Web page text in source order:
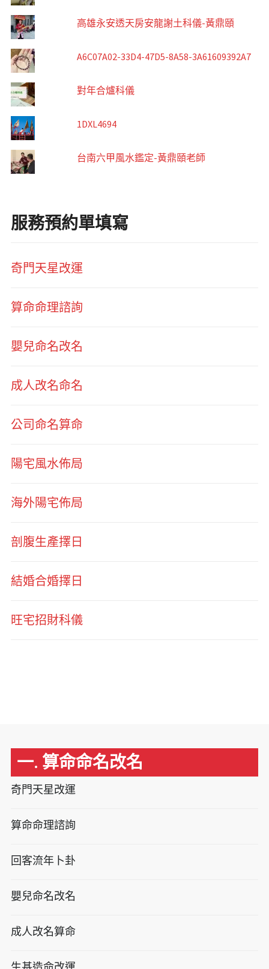
高雄永安透天房安龍謝土科儀-黃鼎頤
A6C07A02-33D4-47D5-8A58-3A61609392A7
對年合爐科儀
1DXL4694
台南六甲風水鑑定-黃鼎頤老師
服務預約單填寫
奇門天星改運
算命命理諮詢
嬰兒命名改名
成人改名命名
公司命名算命
陽宅風水佈局
海外陽宅佈局
剖腹生產擇日
結婚合婚擇日
旺宅招財科儀
一. 算命命名改名
奇門天星改運
算命命理諮詢
回客流年卜卦
嬰兒命名改名
成人改名算命